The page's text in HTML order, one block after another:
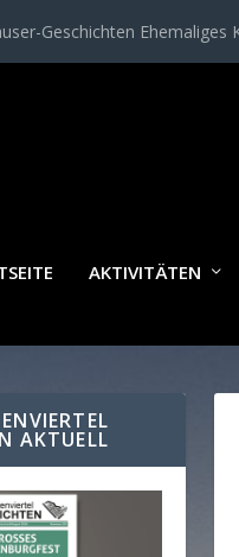
Geschichten Ehemaliges
AKTIVITÄTEN
N